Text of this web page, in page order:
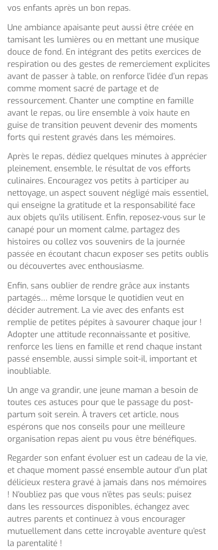
vos enfants après un bon repas.
Une ambiance apaisante peut aussi être créée en
tamisant les lumières ou en mettant une musique
douce de fond. En intégrant des petits exercices de
respiration ou des gestes de remerciement explicites
avant de passer à table, on renforce l’idée d’un repas
comme moment sacré de partage et de
ressourcement. Chanter une comptine en famille
avant le repas, ou lire ensemble à voix haute en
guise de transition peuvent devenir des moments
forts qui restent gravés dans les mémoires.
Après le repas, dédiez quelques minutes à apprécier
pleinement, ensemble, le résultat de vos efforts
culinaires. Encouragez vos petits à participer au
nettoyage, un aspect souvent négligé mais essentiel,
qui enseigne la gratitude et la responsabilité face
aux objets qu’ils utilisent. Enfin, reposez-vous sur le
canapé pour un moment calme, partagez des
histoires ou collez vos souvenirs de la journée
passée en écoutant chacun exposer ses petits oublis
ou découvertes avec enthousiasme.
Enfin, sans oublier de rendre grâce aux instants
partagés… même lorsque le quotidien veut en
décider autrement. La vie avec des enfants est
remplie de petites pépites à savourer chaque jour !
Adopter une attitude reconnaissante et positive,
renforce les liens en famille et rend chaque instant
passé ensemble, aussi simple soit-il, important et
inoubliable.
Un ange va grandir, une jeune maman a besoin de
toutes ces astuces pour que le passage du post-
partum soit serein. À travers cet article, nous
espérons que nos conseils pour une meilleure
organisation repas aient pu vous être bénéfiques.
Regarder son enfant évoluer est un cadeau de la vie,
et chaque moment passé ensemble autour d’un plat
délicieux restera gravé à jamais dans nos mémoires
! N’oubliez pas que vous n’êtes pas seuls; puisez
dans les ressources disponibles, échangez avec
autres parents et continuez à vous encourager
mutuellement dans cette incroyable aventure qu’est
la parentalité !